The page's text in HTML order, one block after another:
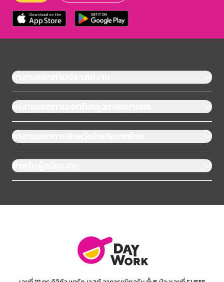
หางานแยกตามประเภทงาน
หางานแยกตามเขตในกรุงเทพมหานคร
หางานแยกตามจังหวัดในประเทศไทย
สำหรับผู้สมัครงาน